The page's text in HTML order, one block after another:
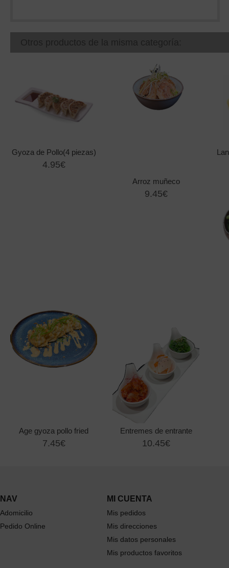
Gyoza de Pollo(4 piezas)
4.95€
Arroz muñeco
9.45€
Age gyoza pollo fried
7.45€
Entremes de entrante
10.45€
NAV
Adomicilio
Pedido Online
MI CUENTA
Mis pedidos
Mis direcciones
Mis datos personales
Mis productos favoritos